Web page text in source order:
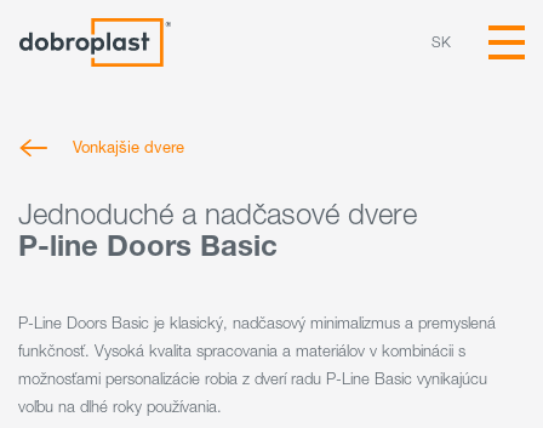
SK
Vonkajšie dvere
Jednoduché a nadčasové dvere
P-line Doors Basic
P-Line Doors Basic je klasický, nadčasový minimalizmus a premyslená
funkčnosť. Vysoká kvalita spracovania a materiálov v kombinácii s
možnosťami personalizácie robia z dverí radu P-Line Basic vynikajúcu
voľbu na dlhé roky používania.